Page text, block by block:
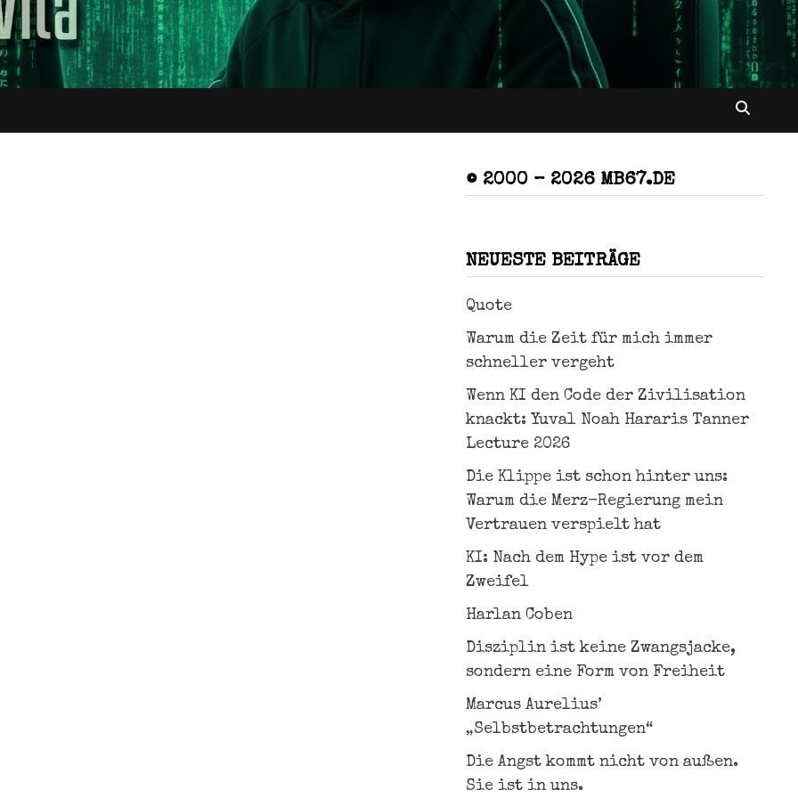
© 2000 – 2026 MB67.DE
NEUESTE BEITRÄGE
Quote
Warum die Zeit für mich immer
schneller vergeht
Wenn KI den Code der Zivilisation
knackt: Yuval Noah Hararis Tanner
Lecture 2026
Die Klippe ist schon hinter uns:
Warum die Merz-Regierung mein
Vertrauen verspielt hat
KI: Nach dem Hype ist vor dem
Zweifel
Harlan Coben
Disziplin ist keine Zwangsjacke,
sondern eine Form von Freiheit
Marcus Aurelius’
„Selbstbetrachtungen“
Die Angst kommt nicht von außen.
Sie ist in uns.